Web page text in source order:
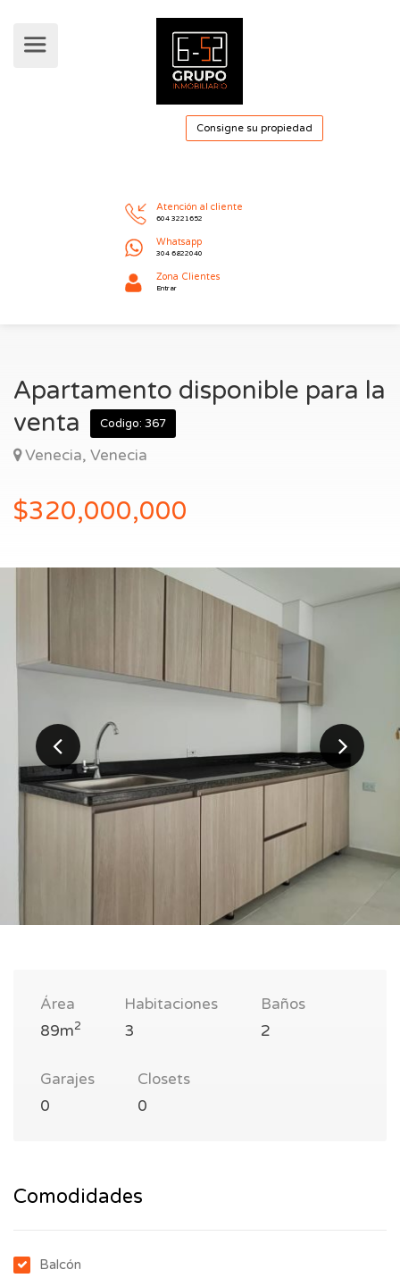
Zona Clientes
Apartamento disponible para la
venta
Codigo: 367
Venecia, Venecia
$320,000,000
Área
89m2
Habitaciones
3
Baños
2
Garajes
0
Closets
0
Comodidades
Balcón